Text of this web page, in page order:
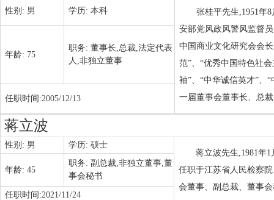
性别: 男 学历: 本科
张桂平先生,1951年
安部党风政风警风监督
中国商业文化研究会会
范”、“优秀中国特色社
袖”、“中华诚信英才”、
一届董事会董事长、总
年龄: 75
职务: 董事长,总裁,法定代表
人,非独立董事
任职时间:2005/12/13
蒋立波
性别: 男 学历: 硕士
蒋立波先生,1981年
任职于江苏省人民检察
会董事、副总裁、董事
年龄: 45
职务: 副总裁,非独立董事,董
事会秘书
任职时间:2021/11/24